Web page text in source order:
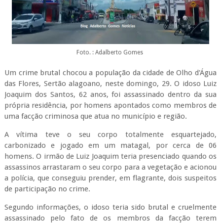
Foto. : Adalberto Gomes
Um crime brutal chocou a população da cidade de Olho d'Água
das Flores, Sertão alagoano, neste domingo, 29. O idoso Luiz
Joaquim dos Santos, 62 anos, foi assassinado dentro da sua
própria residência, por homens apontados como membros de
uma facção criminosa que atua no município e região.
A vítima teve o seu corpo totalmente esquartejado,
carbonizado e jogado em um matagal, por cerca de 06
homens. O irmão de Luiz Joaquim teria presenciado quando os
assassinos arrastaram o seu corpo para a vegetação e acionou
a polícia, que conseguiu prender, em flagrante, dois suspeitos
de participação no crime.
Segundo informações, o idoso teria sido brutal e cruelmente
assassinado pelo fato de os membros da facção terem